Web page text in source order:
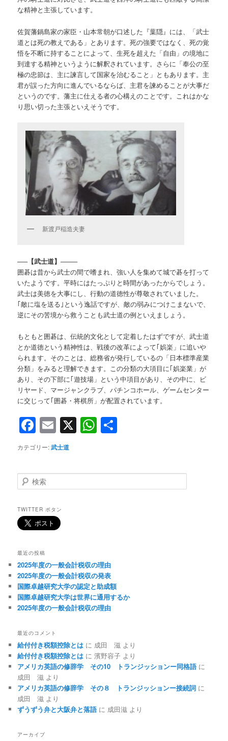
な精神と主張しています。
佐賀藩鍋島家の家臣・山本常朝が口述した『葉隠』には、「武士
道とは死の教えである」とあります。死の強要ではなく、死の覚
悟を不断に持することによって、生死を超えた「自由」の境地に
到達する精神というように解釈されています。さらに「奉公の至
極の忠節は、主に諫言して国家を治むること」ともあります。主
君が誤った方向に進んでいるならば、主君を諫めることが大事だ
というのです。藩主に仕える者の心構えのことです。これはかな
り思い切った主張といえそうです。
新渡戸稲造夫妻
—–【武士道】——–
囲碁は昔から武士の間で嗜まれ、強い人を集めて城で碁を打って
いたようです。平時にはたっぷりと時間があったからでしょう。
武士は美徳を大事にし、行動の道徳性が尊敬されていました。
｢敵に塩を送る｣という逸話ですが、敵の弱みにつけこまないで、
逆にその苦境から救うことも武士道の例といえましょう。
もともと囲碁は、伝統的文化として定着したはずですが、武士道
とか道徳という精神性は、戦後の改革によって｢娯楽」に追いや
られます。そのことは、総務省が発行しているの「日本標準産業
分類」をみると理解できます。この分類の大項目に｢娯楽業」が
あり、その下部に｢遊技場」という中項目があり、その中に、ビ
リヤード、マージャンクラブ、パチンコホール、ゲームセンター
に交じって｢囲碁・将棋所」が配置されています。
Facebook
Email
X WhatsApp
カテゴリー:武士道
検
索
TWITTER ボタン
最近の投稿
2025年度の一般会計税収の理由
2025年度の一般会計税収の発表
国際卓越研究大学の認定と助成額
国際卓越研究大学は世界に通用するか
2025年度の一般会計税収の理由
最近のコメント
給付付き税額控除とは に 成田 滋 より
給付付き税額控除とは に濱野容子 より
アメリカ英語の修辞学 その10 トランジッションー同格語に
成田 滋 より
アメリカ英語の修辞学 その８ トランジッションー接続詞 に
成田 滋 より
ずうずう弁と大阪弁と落語に 成田滋 より
アーカイブ